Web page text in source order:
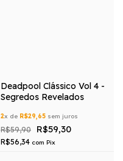
Deadpool Clássico Vol 4 -
Segredos Revelados
2x de R$29,65 sem juros
R$59,90 R$59,30
R$56,34 com Pix